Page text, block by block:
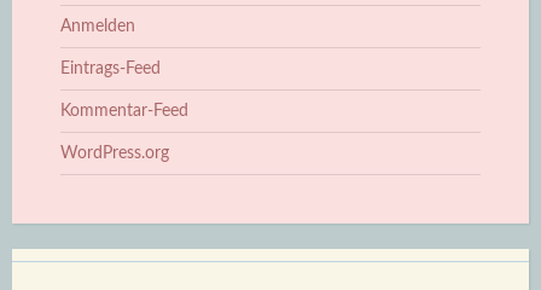
Anmelden
Eintrags-Feed
Kommentar-Feed
WordPress.org